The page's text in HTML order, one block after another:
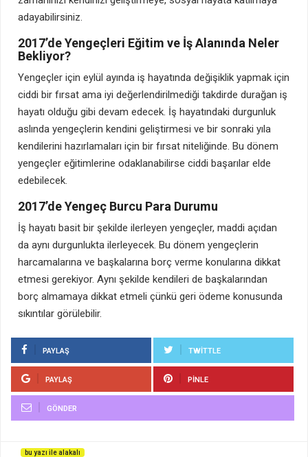
adayabilirsiniz.
2017’de Yengeçleri Eğitim ve İş Alanında Neler
Bekliyor?
Yengeçler için eylül ayında iş hayatında değişiklik yapmak için
ciddi bir fırsat ama iyi değerlendirilmediği takdirde durağan iş
hayatı olduğu gibi devam edecek. İş hayatındaki durgunluk
aslında yengeçlerin kendini geliştirmesi ve bir sonraki yıla
kendilerini hazırlamaları için bir fırsat niteliğinde. Bu dönem
yengeçler eğitimlerine odaklanabilirse ciddi başarılar elde
edebilecek.
2017’de Yengeç Burcu Para Durumu
İş hayatı basit bir şekilde ilerleyen yengeçler, maddi açıdan
da aynı durgunlukta ilerleyecek. Bu dönem yengeçlerin
harcamalarına ve başkalarına borç verme konularına dikkat
etmesi gerekiyor. Aynı şekilde kendileri de başkalarından
borç almamaya dikkat etmeli çünkü geri ödeme konusunda
sıkıntılar görülebilir.
PAYLAŞ TWITTLE
PAYLAŞ PINLE
GÖNDER
bu yazı ile alakalı